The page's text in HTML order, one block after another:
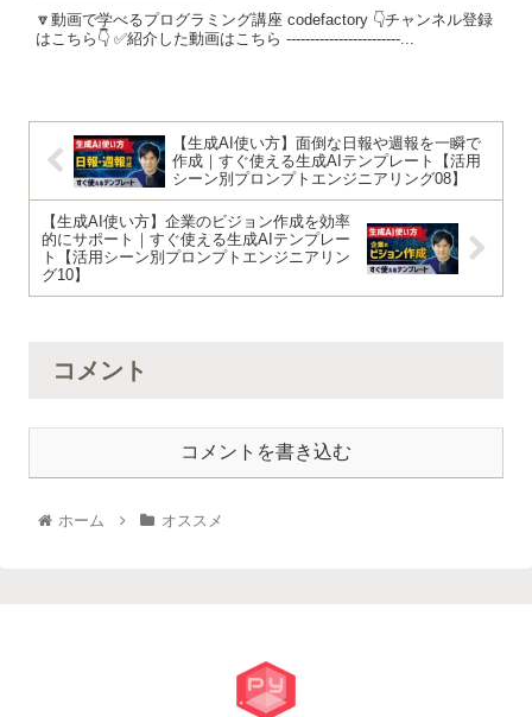
🔽動画で学べるプログラミング講座 codefactory 👇チャンネル登録
はこちら👇 ✅紹介した動画はこちら ------------------------...
【生成AI使い方】面倒な日報や週報を一瞬で
作成｜すぐ使える生成AIテンプレート【活用
シーン別プロンプトエンジニアリング08】
【生成AI使い方】企業のビジョン作成を効率
的にサポート｜すぐ使える生成AIテンプレー
ト【活用シーン別プロンプトエンジニアリン
グ10】
コメント
コメントを書き込む
ホーム オススメ